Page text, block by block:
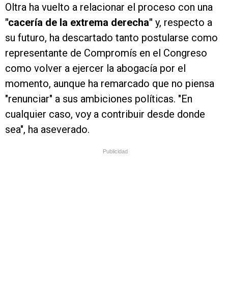
Oltra ha vuelto a relacionar el proceso con una
"cacería de la extrema derecha" y, respecto a
su futuro, ha descartado tanto postularse como
representante de Compromís en el Congreso
como volver a ejercer la abogacía por el
momento, aunque ha remarcado que no piensa
"renunciar" a sus ambiciones políticas. "En
cualquier caso, voy a contribuir desde donde
sea", ha aseverado.
Publicidad